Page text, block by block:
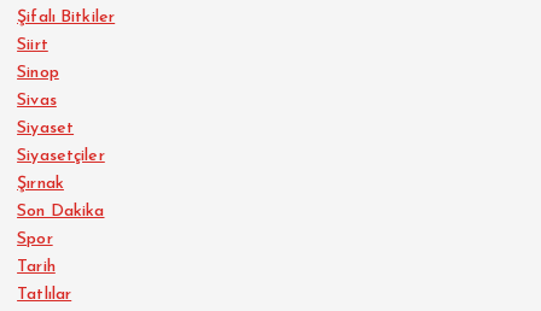
Şifalı Bitkiler
Siirt
Sinop
Sivas
Siyaset
Siyasetçiler
Şırnak
Son Dakika
Spor
Tarih
Tatlılar